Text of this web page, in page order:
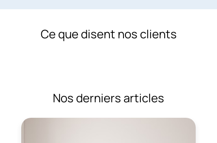
Ce que disent nos clients
Nos derniers articles